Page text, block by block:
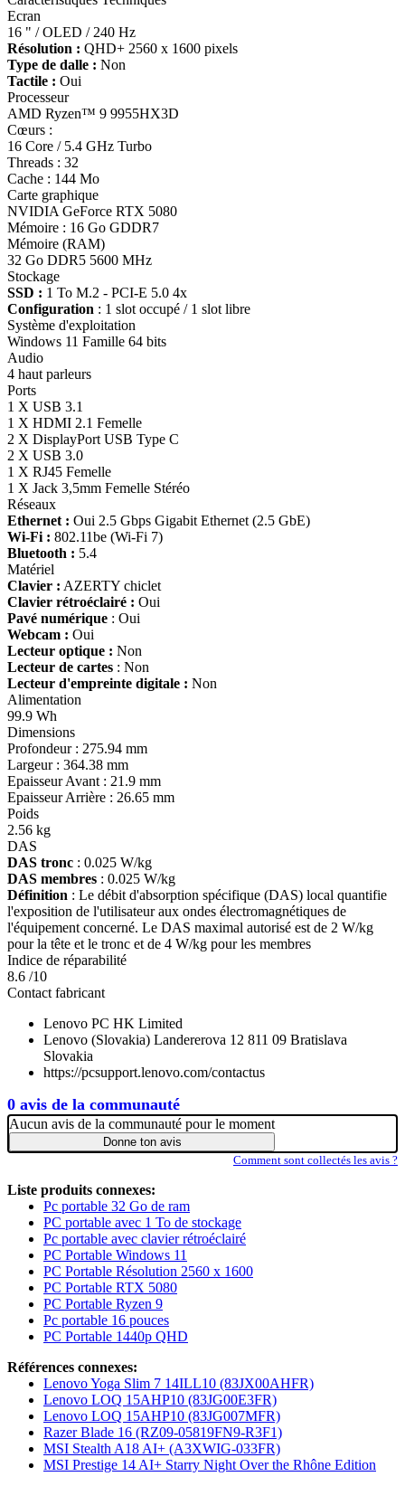
0 avis de la communauté
Ecran
16 " / OLED / 240 Hz
Résolution : QHD+ 2560 x 1600 pixels
Type de dalle : Non
Tactile : Oui
Processeur
AMD Ryzen™ 9 9955HX3D
Cœurs :
16 Core / 5.4 GHz Turbo
Threads : 32
Cache : 144 Mo
Carte graphique
NVIDIA GeForce RTX 5080
Mémoire : 16 Go GDDR7
Mémoire (RAM)
32 Go DDR5 5600 MHz
Stockage
SSD : 1 To M.2 - PCI-E 5.0 4x
Configuration : 1 slot occupé / 1 slot libre
Système d'exploitation
Windows 11 Famille 64 bits
Audio
4 haut parleurs
Ports
1 X USB 3.1
1 X HDMI 2.1 Femelle
2 X DisplayPort USB Type C
2 X USB 3.0
1 X RJ45 Femelle
1 X Jack 3,5mm Femelle Stéréo
Réseaux
Ethernet : Oui 2.5 Gbps Gigabit Ethernet (2.5 GbE)
Wi-Fi : 802.11be (Wi-Fi 7)
Bluetooth : 5.4
Matériel
Clavier : AZERTY chiclet
Clavier rétroéclairé : Oui
Pavé numérique : Oui
Webcam : Oui
Lecteur optique : Non
Lecteur de cartes : Non
Lecteur d'empreinte digitale : Non
Alimentation
99.9 Wh
Dimensions
Profondeur : 275.94 mm
Largeur : 364.38 mm
Epaisseur Avant : 21.9 mm
Epaisseur Arrière : 26.65 mm
Poids
2.56 kg
DAS
DAS tronc : 0.025 W/kg
DAS membres : 0.025 W/kg
Définition : Le débit d'absorption spécifique (DAS) local quantifie
l'exposition de l'utilisateur aux ondes électromagnétiques de
l'équipement concerné. Le DAS maximal autorisé est de 2 W/kg
pour la tête et le tronc et de 4 W/kg pour les membres
Indice de réparabilité
8.6 /10
Contact fabricant
Lenovo PC HK Limited
Lenovo (Slovakia) Landererova 12 811 09 Bratislava
Slovakia
https://pcsupport.lenovo.com/contactus
Aucun avis de la communauté pour le moment
Donne ton avis
Comment sont collectés les avis ?
Liste produits connexes:
Pc portable 32 Go de ram
PC portable avec 1 To de stockage
Pc portable avec clavier rétroéclairé
PC Portable Windows 11
PC Portable Résolution 2560 x 1600
PC Portable RTX 5080
PC Portable Ryzen 9
Pc portable 16 pouces
PC Portable 1440p QHD
Références connexes:
Lenovo Yoga Slim 7 14ILL10 (83JX00AHFR)
Lenovo LOQ 15AHP10 (83JG00E3FR)
Lenovo LOQ 15AHP10 (83JG007MFR)
Razer Blade 16 (RZ09-05819FN9-R3F1)
MSI Stealth A18 AI+ (A3XWIG-033FR)
MSI Prestige 14 AI+ Starry Night Over the Rhône Edition